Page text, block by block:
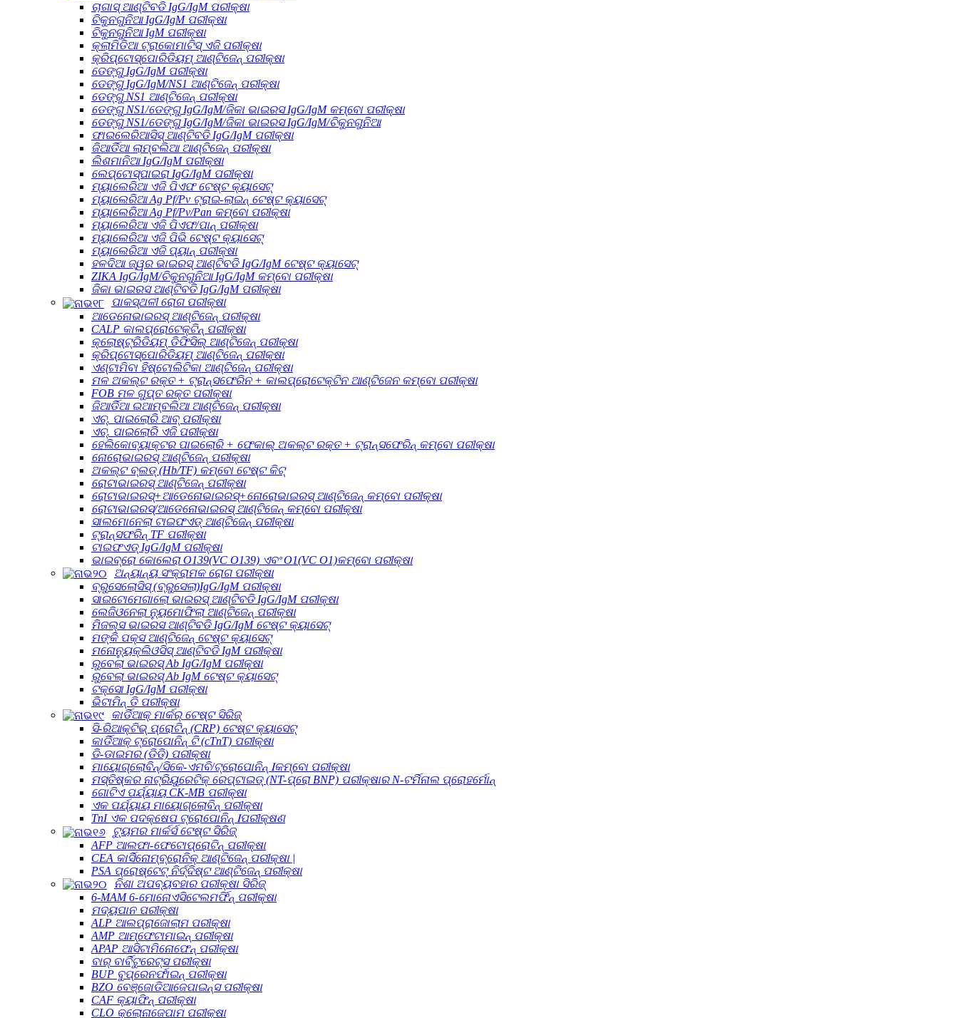
ଚାଗାସ୍ ଆଣ୍ଟିବଡି IgG/IgM ପରୀକ୍ଷା
ଚିକୁନଗୁନିଆ IgG/IgM ପରୀକ୍ଷା
ଚିକୁନଗୁନିଆ IgM ପରୀକ୍ଷା
କ୍ଲାମିଡିଆ ଟ୍ରାକୋମାଟିସ୍ ଏଜି ପରୀକ୍ଷା
କ୍ରିପ୍ଟୋସ୍ପୋରିଡିୟମ୍ ଆଣ୍ଟିଜେନ୍ ପରୀକ୍ଷା
ଡେଙ୍ଗୁ IgG/IgM ପରୀକ୍ଷା
ଡେଙ୍ଗୁ IgG/IgM/NS1 ଆଣ୍ଟିଜେନ୍ ପରୀକ୍ଷା
ଡେଙ୍ଗୁ NS1 ଆଣ୍ଟିଜେନ୍ ପରୀକ୍ଷା
ଡେଙ୍ଗୁ NS1/ଡେଙ୍ଗୁ IgG/IgM/ଜିକା ଭାଇରସ IgG/IgM କମ୍ବୋ ପରୀକ୍ଷା
ଡେଙ୍ଗୁ NS1/ଡେଙ୍ଗୁ IgG/IgM/ଜିକା ଭାଇରସ IgG/IgM/ଚିକୁନଗୁନିଆ
ଫାଇଲେରିଆସିସ୍ ଆଣ୍ଟିବଡି IgG/IgM ପରୀକ୍ଷା
ଜିଆର୍ଡିଆ ଲାମ୍ବଲିଆ ଆଣ୍ଟିଜେନ୍ ପରୀକ୍ଷା
ଲିଶମାନିଆ IgG/IgM ପରୀକ୍ଷା
ଲେପ୍ଟୋସ୍ପାଇରା IgG/IgM ପରୀକ୍ଷା
ମ୍ୟାଲେରିଆ ଏଜି ପିଏଫ ଟେଷ୍ଟ କ୍ୟାସେଟ୍
ମ୍ୟାଲେରିଆ Ag Pf/Pv ଟ୍ରାଇ-ଲାଇନ୍ ଟେଷ୍ଟ କ୍ୟାସେଟ୍
ମ୍ୟାଲେରିଆ Ag Pf/Pv/Pan କମ୍ବୋ ପରୀକ୍ଷା
ମ୍ୟାଲେରିଆ ଏଜି ପିଏଫ/ପାନ୍ ପରୀକ୍ଷା
ମ୍ୟାଲେରିଆ ଏଜି ପିଭି ଟେଷ୍ଟ କ୍ୟାସେଟ୍
ମ୍ୟାଲେରିଆ ଏଜି ପ୍ୟାନ୍ ପରୀକ୍ଷା
ହଳଦିଆ ଜ୍ୱର ଭାଇରସ୍ ଆଣ୍ଟିବଡି IgG/IgM ଟେଷ୍ଟ କ୍ୟାସେଟ୍
ZIKA IgG/IgM/ଚିକୁନଗୁନିଆ IgG/IgM କମ୍ବୋ ପରୀକ୍ଷା
ଜିକା ଭାଇରସ ଆଣ୍ଟିବଡି IgG/IgM ପରୀକ୍ଷା
ପାକସ୍ଥଳୀ ରୋଗ ପରୀକ୍ଷା
ଆଡେନୋଭାଇରସ୍ ଆଣ୍ଟିଜେନ୍ ପରୀକ୍ଷା
CALP କାଲପ୍ରୋଟେକ୍ଟିନ୍ ପରୀକ୍ଷା
କ୍ଲୋଷ୍ଟ୍ରିଡିୟମ୍ ଡିଫିସିଲ୍ ଆଣ୍ଟିଜେନ୍ ପରୀକ୍ଷା
କ୍ରିପ୍ଟୋସ୍ପୋରିଡିୟମ୍ ଆଣ୍ଟିଜେନ୍ ପରୀକ୍ଷା
ଏଣ୍ଟାମିବା ହିଷ୍ଟୋଲିଟିକା ଆଣ୍ଟିଜେନ୍ ପରୀକ୍ଷା
ମଳ ଅକଲ୍ଟ ରକ୍ତ + ଟ୍ରାନ୍ସଫେରିନ + କାଲପ୍ରୋଟେକ୍ଟିନ ଆଣ୍ଟିଜେନ କମ୍ବୋ ପରୀକ୍ଷା
FOB ମଳ ଗୁପ୍ତ ରକ୍ତ ପରୀକ୍ଷା
ଜିଆର୍ଡିଆ ଇଆମ୍ବଲିଆ ଆଣ୍ଟିଜେନ୍ ପରୀକ୍ଷା
ଏଚ୍. ପାଇଲୋରି ଆବ୍ ପରୀକ୍ଷା
ଏଚ୍. ପାଇଲୋରି ଏଜି ପରୀକ୍ଷା
ହେଲିକୋବ୍ୟାକ୍ଟର ପାଇଲୋରି + ଫେକାଲ୍ ଅକଲ୍ଟ ରକ୍ତ + ଟ୍ରାନ୍ସଫେରିନ୍ କମ୍ବୋ ପରୀକ୍ଷା
ନୋରୋଭାଇରସ୍ ଆଣ୍ଟିଜେନ୍ ପରୀକ୍ଷା
ଅକଲ୍ଟ ବ୍ଲଡ୍ (Hb/TF) କମ୍ବୋ ଟେଷ୍ଟ କିଟ୍
ରୋଟାଭାଇରସ୍ ଆଣ୍ଟିଜେନ୍ ପରୀକ୍ଷା
ରୋଟାଭାଇରସ୍+ଆଡେନୋଭାଇରସ୍+ନୋରୋଭାଇରସ୍ ଆଣ୍ଟିଜେନ୍ କମ୍ବୋ ପରୀକ୍ଷା
ରୋଟାଭାଇରସ୍/ଆଡେନୋଭାଇରସ୍ ଆଣ୍ଟିଜେନ୍ କମ୍ବୋ ପରୀକ୍ଷା
ସାଲମୋନେଲା ଟାଇଫଏଡ୍ ଆଣ୍ଟିଜେନ୍ ପରୀକ୍ଷା
ଟ୍ରାନ୍ସଫରିନ୍ TF ପରୀକ୍ଷା
ଟାଇଫଏଡ୍ IgG/IgM ପରୀକ୍ଷା
ଭାଇବ୍ରୋ କୋଲେରା O139(VC O139) ଏବଂ O1(VC O1)କମ୍ବୋ ପରୀକ୍ଷା
ଅନ୍ୟାନ୍ୟ ସଂକ୍ରାମକ ରୋଗ ପରୀକ୍ଷା
ବ୍ରୁସେଲୋସିସ୍ (ବ୍ରୁସେଲା)IgG/IgM ପରୀକ୍ଷା
ସାଇଟୋମେଗାଲୋ ଭାଇରସ୍ ଆଣ୍ଟିବଡି IgG/IgM ପରୀକ୍ଷା
ଲେଜିଓନେଲା ନ୍ୟୁମୋଫିଲା ଆଣ୍ଟିଜେନ୍ ପରୀକ୍ଷା
ମିଜଲ୍ସ ଭାଇରସ ଆଣ୍ଟିବଡି IgG/IgM ଟେଷ୍ଟ କ୍ୟାସେଟ୍
ମଙ୍କି ପକ୍ସ ଆଣ୍ଟିଜେନ୍ ଟେଷ୍ଟ କ୍ୟାସେଟ୍
ମନୋନ୍ୟୁକ୍ଲିଓସିସ୍ ଆଣ୍ଟିବଡି IgM ପରୀକ୍ଷା
ରୁବେଲା ଭାଇରସ୍ Ab IgG/IgM ପରୀକ୍ଷା
ରୁବେଲା ଭାଇରସ୍ Ab IgM ଟେଷ୍ଟ କ୍ୟାସେଟ୍
ଟକ୍ସୋ IgG/IgM ପରୀକ୍ଷା
ଭିଟାମିନ୍ ଡି ପରୀକ୍ଷା
କାର୍ଡିଆକ୍ ମାର୍କର୍ ଟେଷ୍ଟ ସିରିଜ୍
ସି-ରିଆକ୍ଟିଭ୍ ପ୍ରୋଟିନ୍ (CRP) ଟେଷ୍ଟ କ୍ୟାସେଟ୍
କାର୍ଡିଆକ୍ ଟ୍ରୋପୋନିନ୍ ଟି (cTnT) ପରୀକ୍ଷା
ଡି-ଡାଇମର (ଡିଡି) ପରୀକ୍ଷା
ମାୟୋଗ୍ଲୋବିନ୍/ସିକେ-ଏମବି/ଟ୍ରୋପୋନିନ୍ Ⅰକମ୍ବୋ ପରୀକ୍ଷା
ମସ୍ତିଷ୍କର ନାଟ୍ରିୟୁରେଟିକ୍ ରେପ୍ଟାଇଡ୍ (NT-ପ୍ରୋ BNP) ପରୀକ୍ଷାର N-ଟର୍ମିନାଲ ପ୍ରୋହର୍ମୋନ୍
ଗୋଟିଏ ପର୍ଯ୍ୟାୟ CK-MB ପରୀକ୍ଷା
ଏକ ପର୍ଯ୍ୟାୟ ମାୟୋଗ୍ଲୋବିନ୍ ପରୀକ୍ଷା
TnI ଏକ ପଦକ୍ଷେପ ଟ୍ରୋପୋନିନ୍ Ⅰପରୀକ୍ଷଣ
ଟ୍ୟୁମର ମାର୍କର୍ସ ଟେଷ୍ଟ ସିରିଜ୍
AFP ଆଲଫା-ଫେଟୋପ୍ରୋଟିନ୍ ପରୀକ୍ଷା
CEA କାର୍ସିନୋମ୍ବ୍ରୋନିକ୍ ଆଣ୍ଟିଜେନ୍ ପରୀକ୍ଷା |
PSA ପ୍ରୋଷ୍ଟେଟ୍ ନିର୍ଦ୍ଦିଷ୍ଟ ଆଣ୍ଟିଜେନ୍ ପରୀକ୍ଷା
ନିଶା ଅପବ୍ୟବହାର ପରୀକ୍ଷା ସିରିଜ୍
6-MAM 6-ମୋନୋଏସିଟେଲମର୍ଫିନ୍ ପରୀକ୍ଷା
ମଦ୍ୟପାନ ପରୀକ୍ଷା
ALP ଆଲପ୍ରାଜୋଲାମ ପରୀକ୍ଷା
AMP ଆମ୍ଫେଟାମାଇନ୍ ପରୀକ୍ଷା
APAP ଆସିଟାମିନୋଫେନ୍ ପରୀକ୍ଷା
ବାର୍ ବାର୍ବିଟୁରେଟ୍ସ ପରୀକ୍ଷା
BUP ବୁପ୍ରେନର୍ଫାଇନ୍ ପରୀକ୍ଷା
BZO ବେଞ୍ଜୋଡିଆଜେପାଇନ୍ସ ପରୀକ୍ଷା
CAF କ୍ୟାଫିନ୍ ପରୀକ୍ଷା
CLO କ୍ଲୋନାଜେପାମ ପରୀକ୍ଷା